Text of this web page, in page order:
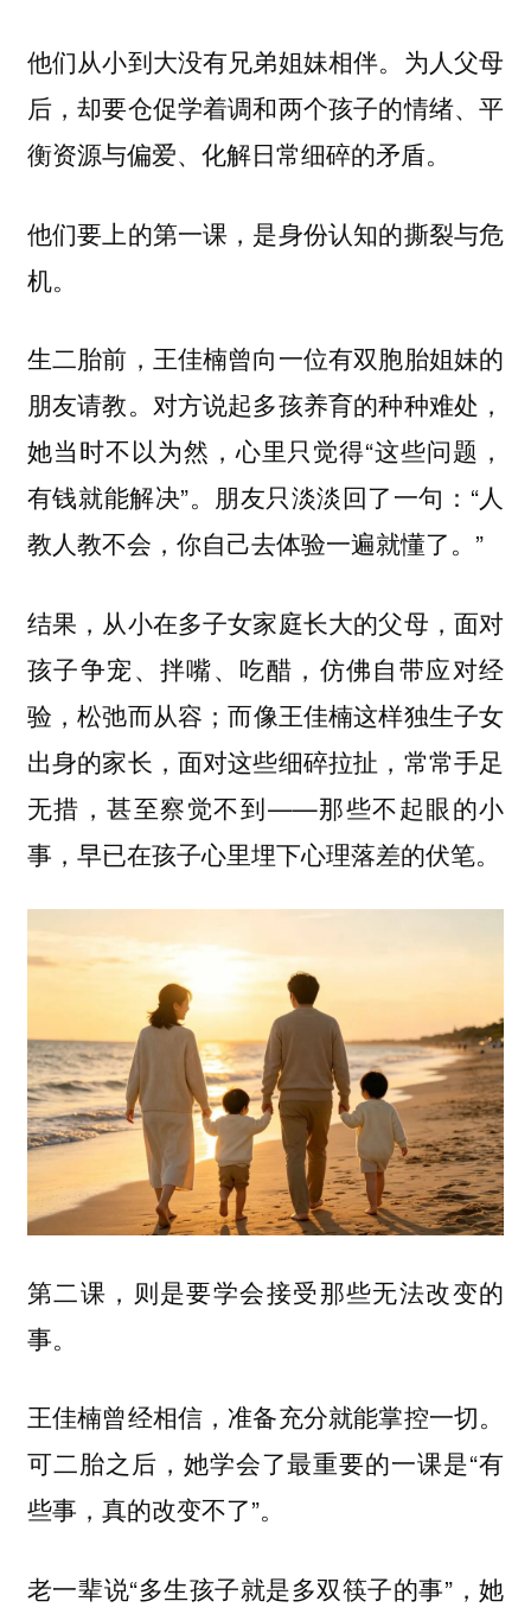
他们从小到大没有兄弟姐妹相伴。为人父母
后，却要仓促学着调和两个孩子的情绪、平
衡资源与偏爱、化解日常细碎的矛盾。
他们要上的第一课，是身份认知的撕裂与危
机。
生二胎前，王佳楠曾向一位有双胞胎姐妹的
朋友请教。对方说起多孩养育的种种难处，
她当时不以为然，心里只觉得“这些问题，
有钱就能解决”。朋友只淡淡回了一句：“人
教人教不会，你自己去体验一遍就懂了。”
结果，从小在多子女家庭长大的父母，面对
孩子争宠、拌嘴、吃醋，仿佛自带应对经
验，松弛而从容；而像王佳楠这样独生子女
出身的家长，面对这些细碎拉扯，常常手足
无措，甚至察觉不到——那些不起眼的小
事，早已在孩子心里埋下心理落差的伏笔。
第二课，则是要学会接受那些无法改变的
事。
王佳楠曾经相信，准备充分就能掌控一切。
可二胎之后，她学会了最重要的一课是“有
些事，真的改变不了”。
老一辈说“多生孩子就是多双筷子的事”，她